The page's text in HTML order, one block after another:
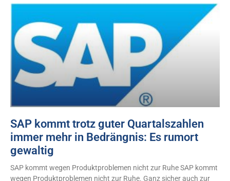
SAP kommt trotz guter Quartalszahlen
immer mehr in Bedrängnis: Es rumort
gewaltig
SAP kommt wegen Produktproblemen nicht zur Ruhe SAP kommt
wegen Produktproblemen nicht zur Ruhe. Ganz sicher auch zur